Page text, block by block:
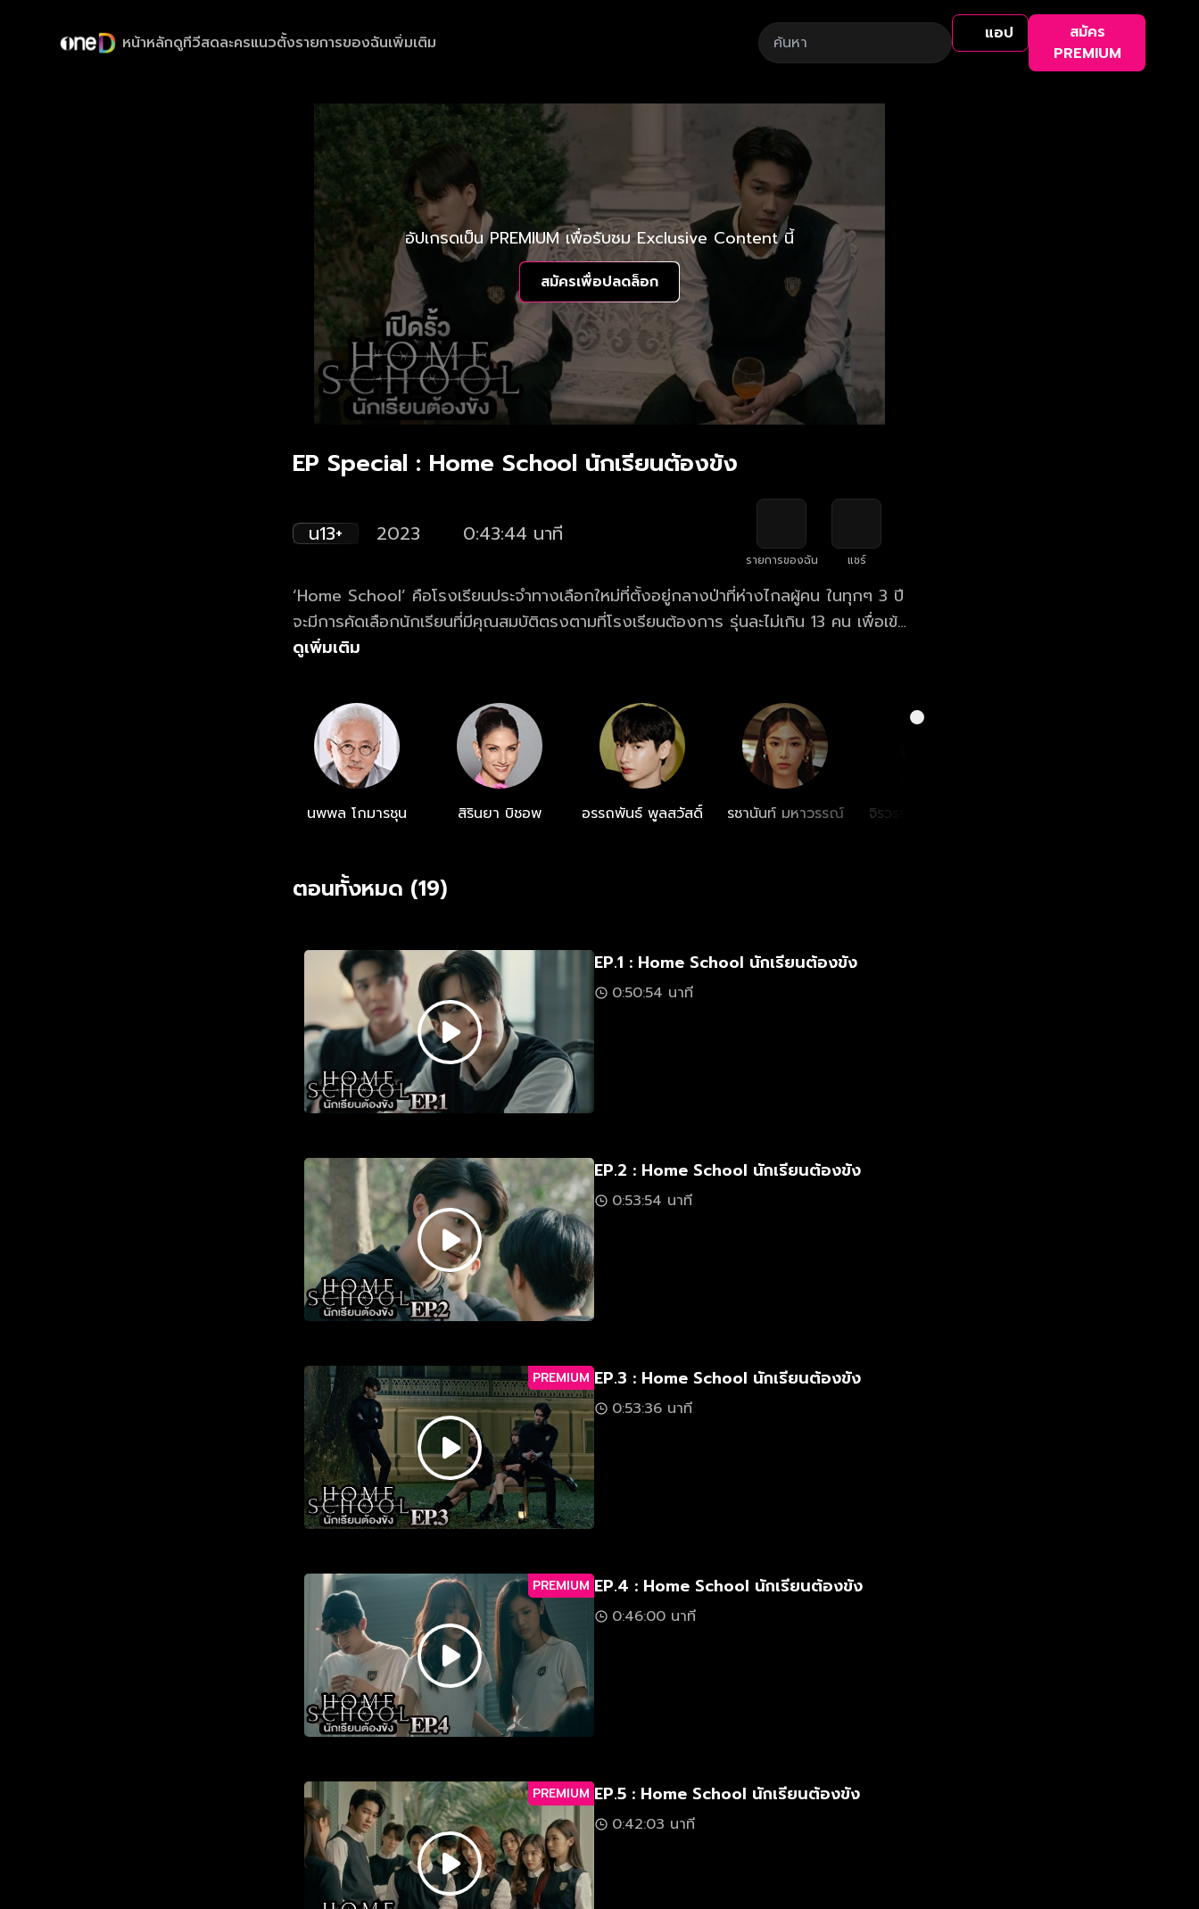
หน้าหลักดูทีวีสดละครแนวตั้งรายการของฉันเพิ่มเติม แอป
สมัคร
PREMIUM
อัปเกรดเป็น PREMIUM เพื่อรับชม Exclusive Content นี้
สมัครเพื่อปลดล็อก
EP​ Special : Home School นักเรียนต้องขัง
น13+ 2023 0:43:44 นาที
รายการของฉัน แชร์
‘Home School’ คือโรงเรียนประจําทางเลือกใหม่ที่ตั้งอยู่กลางป่าที่ห่างไกลผู้คน ในทุกๆ 3 ปี
จะมีการคัดเลือกนักเรียนที่มีคุณสมบัติตรงตามที่โรงเรียนต้องการ รุ่นละไม่เกิน 13 คน เพื่อเข้า
ศึกษาในหลักสูตรพิเศษที่ไม่มีโรงเรียนไหนเคยมีมาก่อน และเด็กทั้ง 13 คนต้องใช้ชีวิต เรียน
โรงเรียนนี้จะเป็นโรงเรียนประจําของเด็กร่ำรวยที่เน้นความสะดวกสบายเหมือนที่คติประจํา
โรงเรียนกล่าวไว้ว่า ‘การเรียนรู้ที่ดูแลเหมือนอยู่บ้าน’ กลับกลายเป็น ‘คุก’ สําหรับเด็กๆ เพราะ
กฎข้อบังคับที่เคร่งครัด ไม่มีสิ่งอํานวยความสะดวก ไม่มีโทรศัพท์ ไม่มีอินเตอร์เน็ต ต้องตื่น
พร้อมกัน นอนพร้อมกัน กินข้าวพร้อมกัน และถ้ามีใครคนหนึ่งผิดกฎ คนที่เหลือต้องถูกรับ
โทษไปด้วย แต่ใครจะรู้ว่าการเปิดเทอมครั้งนี้จะทำให้ชีวิตของพวกเขาเปลี่ยนไปตลอดกาล...
ดูเพิ่มเติม
นพพล โกมารชุน สิรินยา บิชอพ อรรถพันธ์ พูลสวัสดิ์ รชานันท์ มหาวรรณ์
จิรวรรตน์ สุทธิวณิช
ตอนทั้งหมด (19)
EP.1 : Home School นักเรียนต้องขัง
0:50:54 นาที
EP.2 : Home School นักเรียนต้องขัง
0:53:54 นาที
PREMIUM EP.3 : Home School นักเรียนต้องขัง
0:53:36 นาที
PREMIUM EP.4 : Home School นักเรียนต้องขัง
0:46:00 นาที
PREMIUM EP.5 : Home School นักเรียนต้องขัง
0:42:03 นาที